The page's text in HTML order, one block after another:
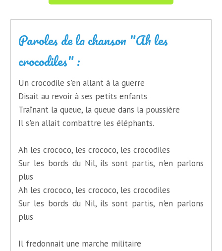
Paroles de la chanson "Ah les
crocodiles" :
Un crocodile s'en allant à la guerre
Disait au revoir à ses petits enfants
Traînant la queue, la queue dans la poussière
Il s'en allait combattre les éléphants.
Ah les crococo, les crococo, les crocodiles
Sur les bords du Nil, ils sont partis, n'en parlons
plus
Ah les crococo, les crococo, les crocodiles
Sur les bords du Nil, ils sont partis, n'en parlons
plus
Il fredonnait une marche militaire